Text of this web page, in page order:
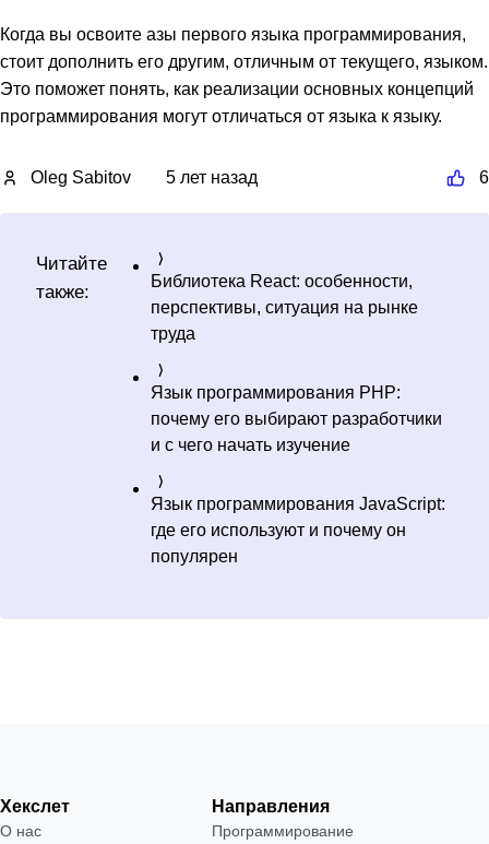
Когда вы освоите азы первого языка программирования,
стоит дополнить его другим, отличным от текущего, языком.
Это поможет понять, как реализации основных концепций
программирования могут отличаться от языка к языку.
Oleg Sabitov 5 лет назад 6
Читайте
также:
Библиотека React: особенности,
перспективы, ситуация на рынке
труда
Язык программирования PHP:
почему его выбирают разработчики
и с чего начать изучение
Язык программирования JavaScript:
где его используют и почему он
популярен
Хекслет
О нас
Направления
Программирование